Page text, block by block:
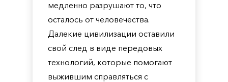
медленно разрушают то, что
осталось от человечества.
Далекие цивилизации оставили
свой след в виде передовых
технологий, которые помогают
выжившим справляться с